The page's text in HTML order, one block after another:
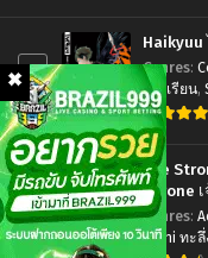
คุณ
นางฟ้า
ข้าง
ห้อง
ไป
ผม
4 Genres:
โรงเรียน,
Sports กี
5
The
Throne
Genres:
Ecchi ทะลึ่